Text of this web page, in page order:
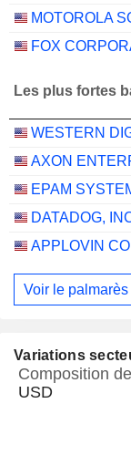
FOX
Les plus fortes
AXON
EPAM
DATADOG,
APPLOVIN
Voir le palmarès
Variations
Composition
USD